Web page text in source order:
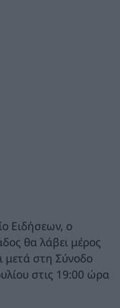
Ειδήσεων, ο
θα λάβει μέρος
μετά στη Σύνοδο
στις 19:00 ώρα